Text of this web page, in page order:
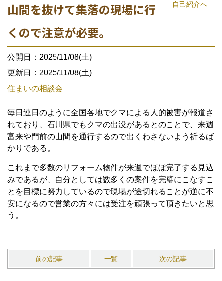
自己紹介へ
山間を抜けて集落の現場に行
くので注意が必要。
公開日：2025/11/08(土)
更新日：2025/11/08(土)
住まいの相談会
毎日連日のように全国各地でクマによる人的被害が報道さ
れており、石川県でもクマの出没があるとのことで、来週
富来や門前の山間を通行するので出くわさないよう祈るば
かりである。
これまで多数のリフォーム物件が来週でほぼ完了する見込
みであるが、自分としては数多くの案件を完璧にこなすこ
とを目標に努力しているので現場が途切れることが逆に不
安になるので営業の方々には受注を頑張って頂きたいと思
う。
前の記事 一覧 次の記事